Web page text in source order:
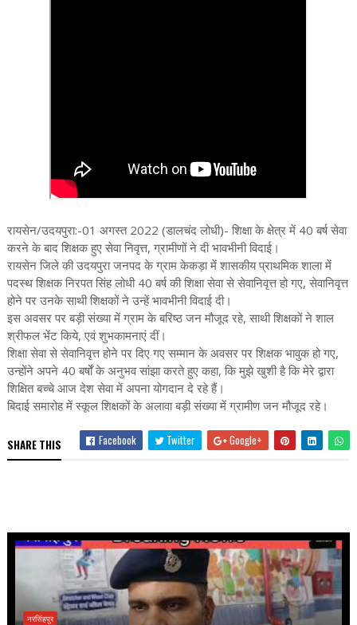
रायसेन/उदयपुरा:-01 अगस्त 2022 (डालचंद लोधी)- शिक्षा के क्षेत्र में 40 बर्ष सेवा
करने के बाद शिक्षक हुए सेवा निवृत्त, ग्रामीणों ने दी भावभीनी विदाई।
रायसेन जिले की उदयपुरा जनपद के ग्राम केकड़ा में शासकीय प्राथमिक शाला में
पदस्थ शिक्षक निरपत सिंह लोधी 40 बर्ष की शिक्षा सेवा से सेवानिवृत्त हो गए, सेवानिवृत्त
होने पर उनके साथी शिक्षकों ने उन्हें भावभीनी विदाई दी।
इस अवसर पर बड़ी संख्या में ग्राम के बरिष्ठ जन मौजूद रहे, साथी शिक्षकों ने शाल
श्रीफल भेंट किये, एवं शुभकामनाएं दीं।
शिक्षा सेवा से सेवानिवृत्त होने पर दिए गए सम्मान के अवसर पर शिक्षक भावुक हो गए,
उन्होंने अपने 40 बर्षों के अनुभव सांझा करते हुए कहा, कि मुझे खुशी है कि मेरे द्वारा
शिक्षित बच्चे आज देश सेवा में अपना योगदान दे रहे हैं।
बिदाई समारोह में स्कूल शिक्षकों के अलावा बड़ी संख्या में ग्रामीण जन मौजूद रहे।
SHARE THIS Facebook Twitter Google+
नरसिंहपुर